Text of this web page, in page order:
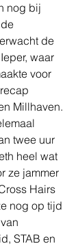
nog bij
de
waar
voor
Millhaven.
twee uur
heel wat
ze jammer
Hairs
nog op tijd
STAB en